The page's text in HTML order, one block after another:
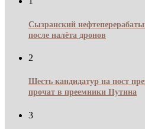
Сызранский
после налёта дронов
2
Шесть кандидатур на пост
прочат в преемники Путина
3